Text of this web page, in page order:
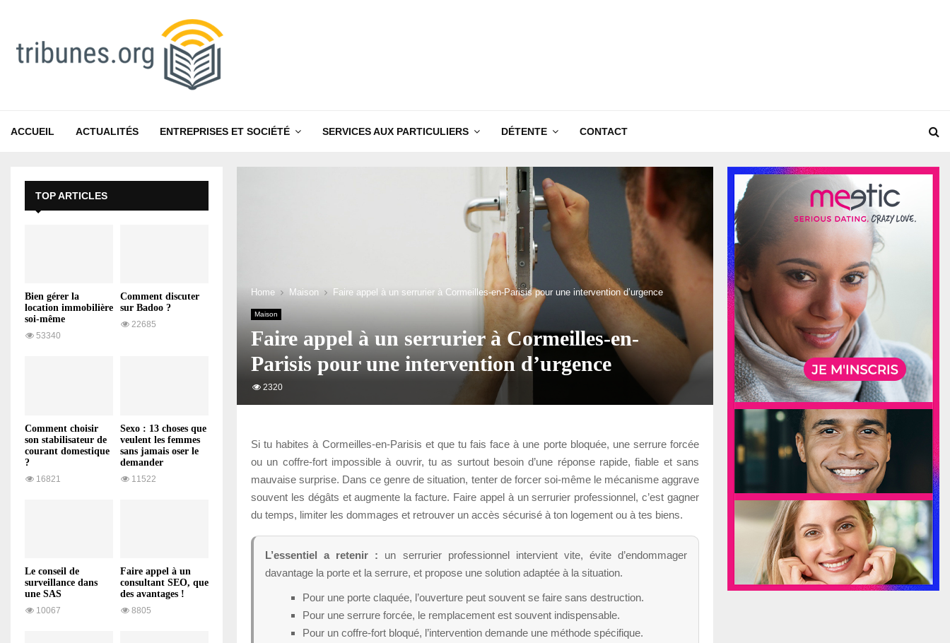
ACCUEIL ACTUALITÉS ENTREPRISES ET SOCIÉTÉ SERVICES AUX PARTICULIERS DÉTENTE CONTACT
Home Maison Faire appel à un serrurier à Cormeilles-en-Parisis pour une intervention d’urgence
Maison
Faire appel à un serrurier à Cormeilles-en-
Parisis pour une intervention d’urgence
2320
Si tu habites à Cormeilles-en-Parisis et que tu fais face à une porte bloquée, une serrure forcée
ou un coffre-fort impossible à ouvrir, tu as surtout besoin d’une réponse rapide, fiable et sans
mauvaise surprise. Dans ce genre de situation, tenter de forcer soi-même le mécanisme aggrave
souvent les dégâts et augmente la facture. Faire appel à un serrurier professionnel, c’est gagner
du temps, limiter les dommages et retrouver un accès sécurisé à ton logement ou à tes biens.
L’essentiel a retenir : un serrurier professionnel intervient vite, évite d’endommager
davantage la porte et la serrure, et propose une solution adaptée à la situation.
Pour une porte claquée, l’ouverture peut souvent se faire sans destruction.
Pour une serrure forcée, le remplacement est souvent indispensable.
Pour un coffre-fort bloqué, l’intervention demande une méthode spécifique.
TOP ARTICLES
Bien gérer la
location immobilière
soi-même
53340
Comment discuter
sur Badoo ?
22685
Comment choisir
son stabilisateur de
courant domestique
?
16821
Sexo : 13 choses que
veulent les femmes
sans jamais oser le
demander
11522
Le conseil de
surveillance dans
une SAS
10067
Faire appel à un
consultant SEO, que
des avantages !
8805